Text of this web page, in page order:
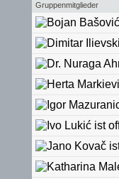
Gruppenmitglieder